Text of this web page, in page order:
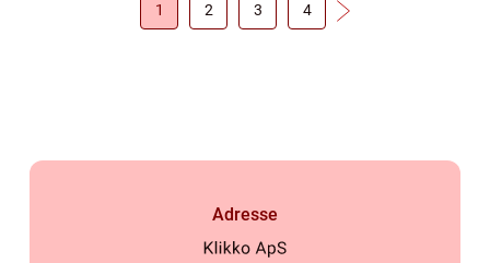
1 2 3 4
Adresse